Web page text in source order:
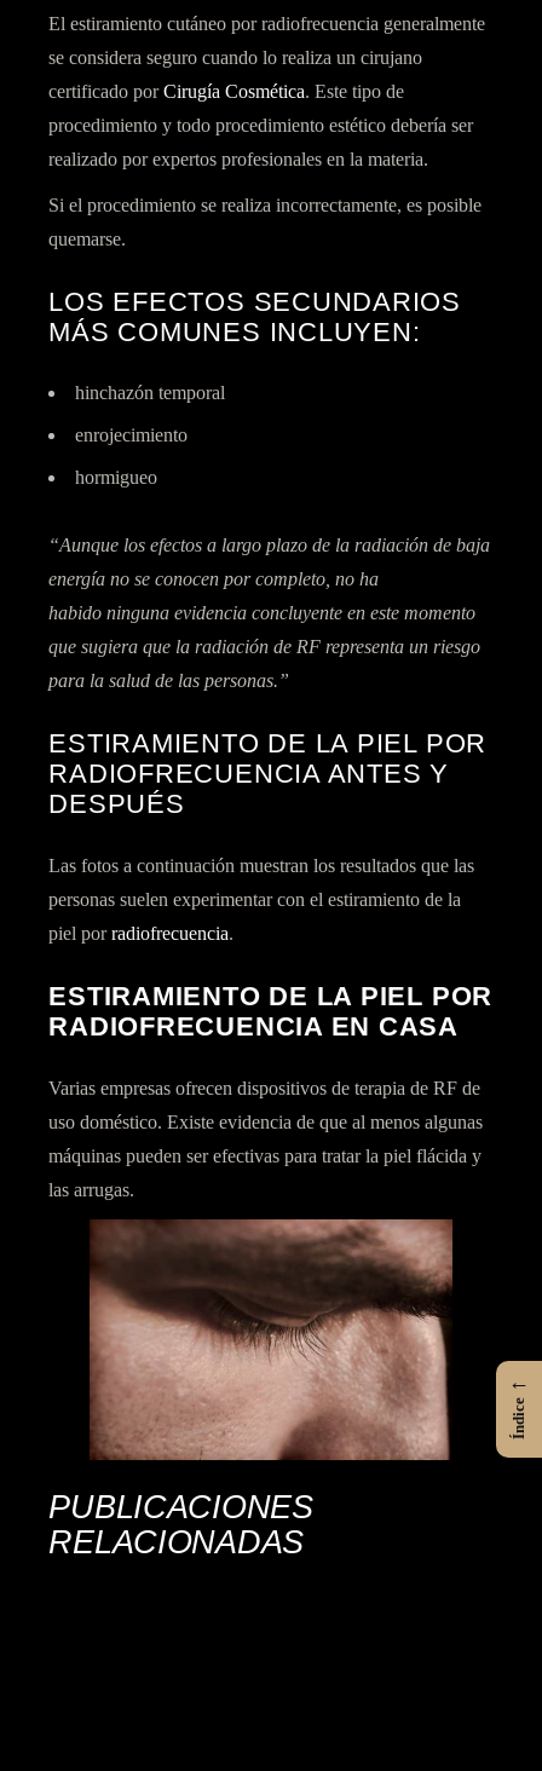
El estiramiento cutáneo por radiofrecuencia generalmente
se considera seguro cuando lo realiza un cirujano
certificado porCirugía Cosmética. Este tipo de
procedimiento y todo procedimiento estético debería ser
realizado por expertos profesionales en la materia.
Si el procedimiento se realiza incorrectamente, es posible
quemarse.
LOS EFECTOS SECUNDARIOS
MÁS COMUNES INCLUYEN:
hinchazón temporal
enrojecimiento
hormigueo
“Aunque los efectos a largo plazo de la radiación de baja
energía no se conocen por completo, no ha
habidoninguna evidencia concluyente en este momento
que sugiera que la radiación de RF representaun riesgo
para la salud de las personas.”
ESTIRAMIENTO DE LA PIEL POR
RADIOFRECUENCIA ANTES Y
DESPUÉS
Las fotos a continuación muestran los resultados que las
personas suelen experimentar con el estiramiento de la
piel porradiofrecuencia.
ESTIRAMIENTO DE LA PIEL POR
RADIOFRECUENCIA EN CASA
Varias empresas ofrecen dispositivos de terapia de RF de
uso doméstico. Existe evidencia de que al menos algunas
máquinas pueden ser efectivas para tratar la piel flácida y
las arrugas.
PUBLICACIONES
RELACIONADAS
←
Índice